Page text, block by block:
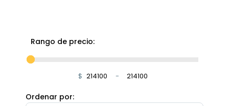
Rango de precio:
$ Minimum Price
-
Maximum Price
Ordenar por: